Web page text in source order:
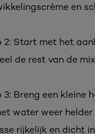
en
2: Start met het
de rest van de
3: Breng een kleine
water weer helder
rijkelijk en dicht